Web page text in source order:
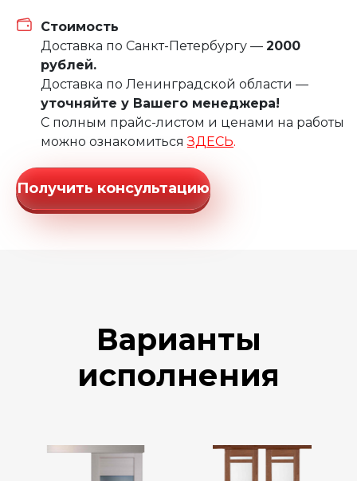
Стоимость
Доставка по Санкт-Петербургу — 2000
рублей.
Доставка по Ленинградской области —
уточняйте у Вашего менеджера!
С полным прайс-листом и ценами на работы
можно ознакомитьсяЗДЕСЬ.
Получить консультацию
Варианты
исполнения